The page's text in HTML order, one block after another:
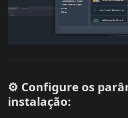
⚙️ Configure os
instalação: